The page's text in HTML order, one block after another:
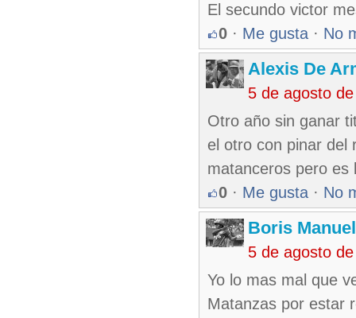
El secundo victor
0 · Me gusta · No
Alexis De
5 de agosto
Otro año sin ganar
el otro con pinar del
matanceros pero es
0 · Me gusta · No
Boris
5 de agosto
Yo lo mas mal que
Matanzas por estar